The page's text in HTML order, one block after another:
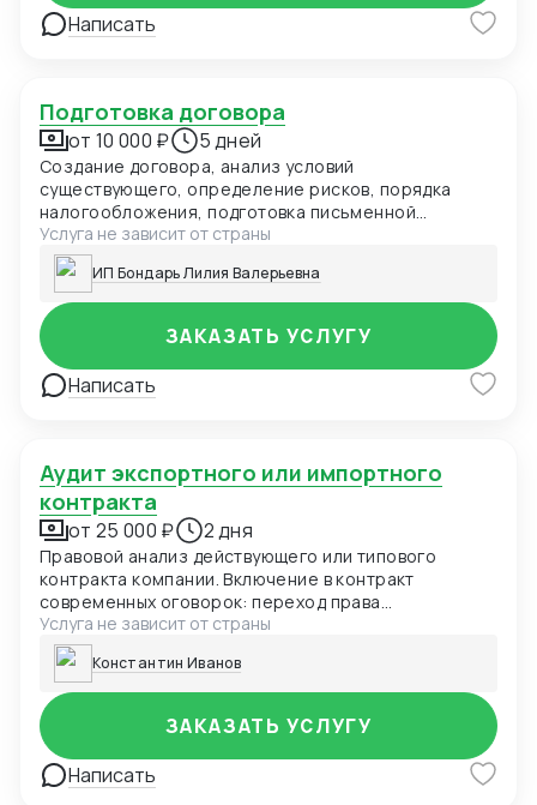
Написать
Подготовка договора
от 10 000 ₽ 5 дней
Создание договора, анализ условий
существующего, определение рисков, порядка
налогообложения, подготовка письменной
аналитической консультации с определением
ключевых позиций
Услуга не зависит от страны
ИП Бондарь Лилия Валерьевна
Написать
ЗАКАЗАТЬ УСЛУГУ
Аудит экспортного или импортного
контракта
от 25 000 ₽ 2 дня
Правовой анализ действующего или типового
контракта компании. Включение в контракт
современных оговорок: переход права
собственности, заверения и гарантии, форс-
мажор, оговорка об оплате, санкционная оговорка.
Выбор оптимального суда для контракта Адаптация
действующего ВЭД контракта под последние
изменения с учетом применимого права. Правовое
заключение по контракту, рекомендации по
улучшению оговорок контракта Первичный аудит
контракта осуществляется бесплатно!
Услуга не зависит от страны
Константин Иванов
Написать
ЗАКАЗАТЬ УСЛУГУ